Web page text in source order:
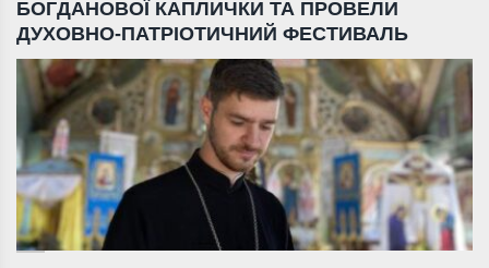
БОГДАНОВОЇ КАПЛИЧКИ ТА ПРОВЕЛИ
ДУХОВНО-ПАТРІОТИЧНИЙ ФЕСТИВАЛЬ